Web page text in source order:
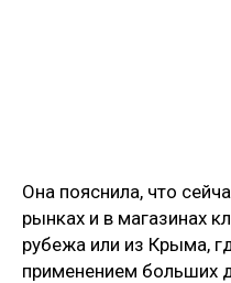
Она пояснила, что
рынках и в магазинах
рубежа или из Крыма,
применением больших